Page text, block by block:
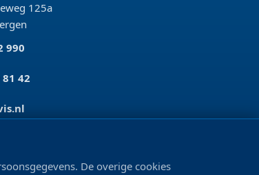
125a
990
42
De overige cookies